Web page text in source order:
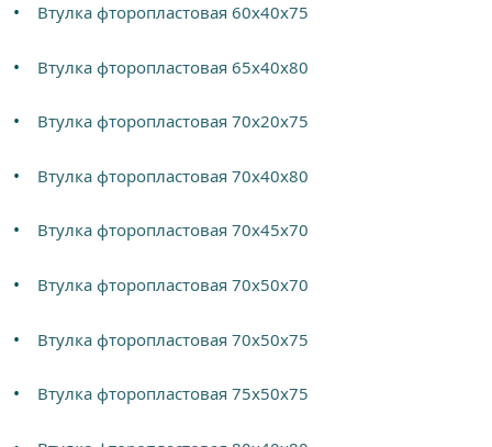
Втулка фторопластовая 60х40х75
Втулка фторопластовая 65х40х80
Втулка фторопластовая 70х20х75
Втулка фторопластовая 70х40х80
Втулка фторопластовая 70х45х70
Втулка фторопластовая 70х50х70
Втулка фторопластовая 70х50х75
Втулка фторопластовая 75х50х75